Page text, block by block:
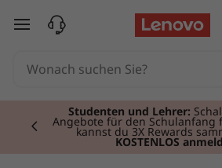
zum Hauptinhalt springen
Studenten und Lehrer:
Angebote für den Schulanfang
kannst du 3X Rewards
KOSTENLOS
Currently displaying item 2 of 3